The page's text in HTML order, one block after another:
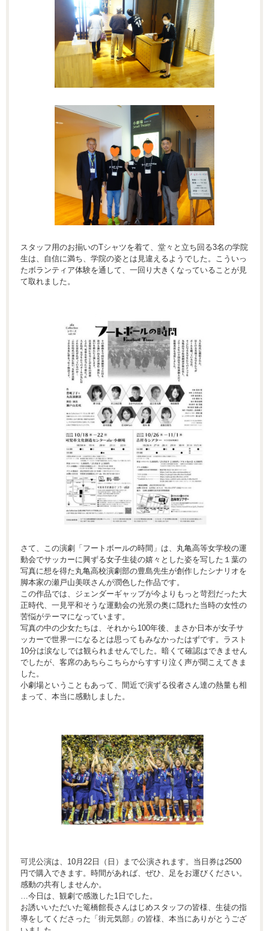
スタッフ用のお揃いのTシャツを着て、堂々と立ち回る3名の学院
生は、自信に満ち、学院の姿とは見違えるようでした。こういっ
たボランティア体験を通して、一回り大きくなっていることが見
て取れました。
さて、この演劇「フートボールの時間」は、丸亀高等女学校の運
動会でサッカーに興ずる女子生徒の嬉々とした姿を写した１葉の
写真に想を得た丸亀高校演劇部の豊島先生が創作したシナリオを
脚本家の瀬戸山美咲さんが潤色した作品です。
この作品では、ジェンダーギャップが今よりもっと苛烈だった大
正時代、一見平和そうな運動会の光景の奥に隠れた当時の女性の
苦悩がテーマになっています。
写真の中の少女たちは、それから100年後、まさか日本が女子サ
ッカーで世界一になるとは思ってもみなかったはずです。ラスト
10分は涙なしでは観られませんでした。暗くて確認はできません
でしたが、客席のあちらこちらからすすり泣く声が聞こえてきま
した。
小劇場ということもあって、間近で演ずる役者さん達の熱量も相
まって、本当に感動しました。
可児公演は、10月22日（日）まで公演されます。当日券は2500
円で購入できます。時間があれば、ぜひ、足をお運びください。
感動の共有しませんか。
…今日は、観劇で感激した1日でした。
お誘いいただいた篭橋館長さんはじめスタッフの皆様、生徒の指
導をしてくださった「街元気部」の皆様、本当にありがとうござ